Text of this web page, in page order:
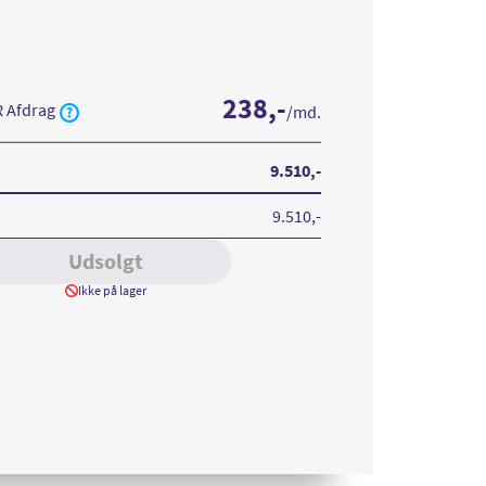
238,-/md.
Afdrag
9.510,-
9.510,-
Udsolgt
Ikke på lager